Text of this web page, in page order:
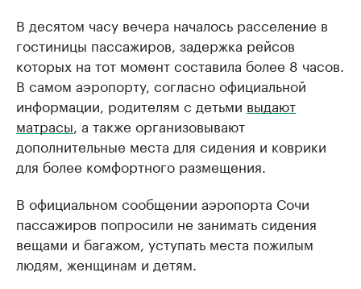
В десятом часу вечера началось расселение в
гостиницы пассажиров, задержка рейсов
которых на тот момент составила более 8 часов.
В самом аэропорту, согласно официальной
информации, родителям с детьми выдают
матрасы, а также организовывают
дополнительные места для сидения и коврики
для более комфортного размещения.
В официальном сообщении аэропорта Сочи
пассажиров попросили не занимать сидения
вещами и багажом, уступать места пожилым
людям, женщинам и детям.